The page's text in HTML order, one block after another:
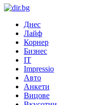
Днес
Лайф
Корнер
Бизнес
IT
Impressio
Авто
Анкети
Вицове